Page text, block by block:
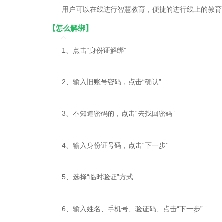
用户可以在线进行智慧教育，便捷的进行线上的教育
【怎么解绑】
1、点击“身份证解绑”
2、输入旧账号密码，点击“确认”
3、不知道密码的，点击“去找回密码”
4、输入身份证号码，点击“下一步”
5、选择“临时验证”方式
6、输入姓名、手机号、验证码、点击“下一步”